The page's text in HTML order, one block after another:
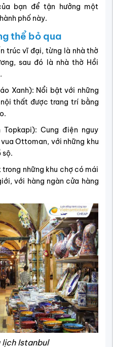
bạn để tận hưởng một
phố này.
thể bỏ qua
trúc vĩ đại, từng là nhà thờ
sau đó là nhà thờ Hồi
Xanh): Nổi bật với những
thất được trang trí bằng
Cung điện nguy
Ottoman, với những khu
sộ.
những khu chợ có mái
với hàng ngàn cửa hàng
Istanbul